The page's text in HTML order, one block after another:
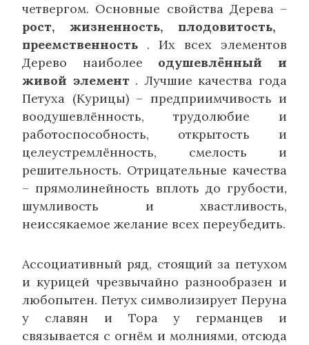
четвергом. Основные свойства Дерева –
рост, жизненность, плодовитость,
преемственность . Их всех элементов
Дерево наиболее одушевлённый и
живой элемент . Лучшие качества года
Петуха (Курицы) – предприимчивость и
воодушевлённость, трудолюбие и
работоспособность, открытость и
целеустремлённость, смелость и
решительность. Отрицательные качества
– прямолинейность вплоть до грубости,
шумливость и хвастливость,
неиссякаемое желание всех переубедить.
Ассоциативный ряд, стоящий за петухом
и курицей чрезвычайно разнообразен и
любопытен. Петух символизирует Перуна
у славян и Тора у германцев и
связывается с огнём и молниями, отсюда